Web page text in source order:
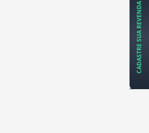
CADASTRE SUA REVENDA